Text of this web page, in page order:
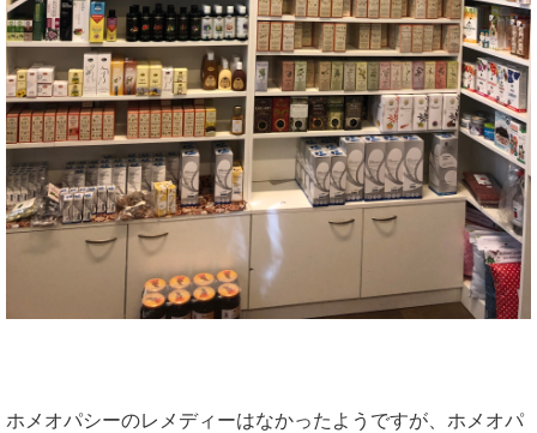
ホメオパシーのレメディーはなかったようですが、ホメオパ